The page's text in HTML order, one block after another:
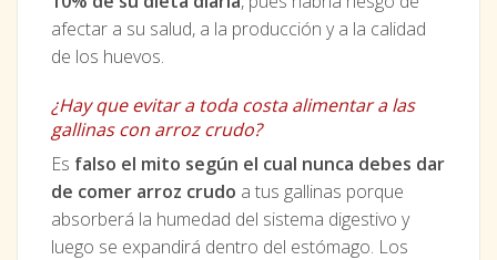
afectar a su salud, a la producción y a la calidad
de los huevos.
¿Hay que evitar a toda costa alimentar a las
gallinas con arroz crudo?
Es falso el mito según el cual nunca debes dar
de comer arroz crudo a tus gallinas porque
absorberá la humedad del sistema digestivo y
luego se expandirá dentro del estómago. Los